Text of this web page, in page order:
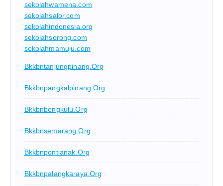
sekolahwamena.com
sekolahsalor.com
sekolahindonesia.org
sekolahsorong.com
sekolahmamuju.com
Bkkbntanjungpinang.org
Bkkbnpangkalpinang.org
Bkkbnbengkulu.org
Bkkbnsemarang.org
Bkkbnpontianak.org
Bkkbnpalangkaraya.org